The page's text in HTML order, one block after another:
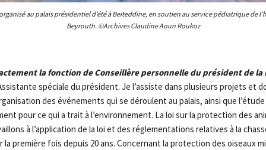
au palais présidentiel d’été à Beiteddine, en soutien au service pédiatrique de
Beyrouth. ©Archives Claudine Aoun Roukoz
la fonction de Conseillère personnelle du président de la
spéciale du président. Je l’assiste dans plusieurs projets et
des événements qui se déroulent au palais, ainsi que
pour ce qui a trait à l’environnement. La loi sur la protection des
à l’application de la loi et des réglementations relatives à la
première fois depuis 20 ans. Concernant la protection des oiseaux